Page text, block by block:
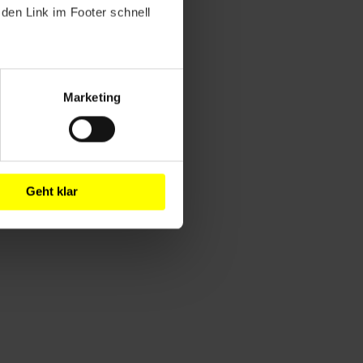
Link im Footer schnell
Marketing
Geht klar